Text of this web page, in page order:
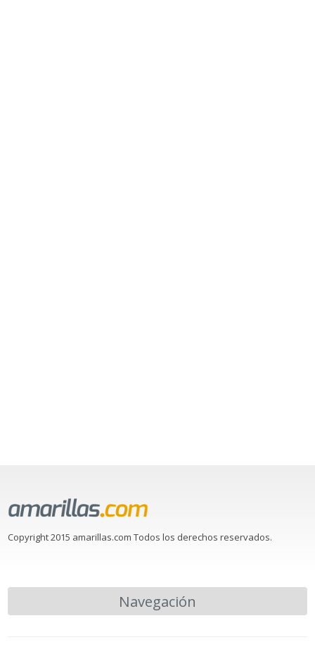
Copyright 2015 amarillas.com Todos los derechos reservados.
Navegación